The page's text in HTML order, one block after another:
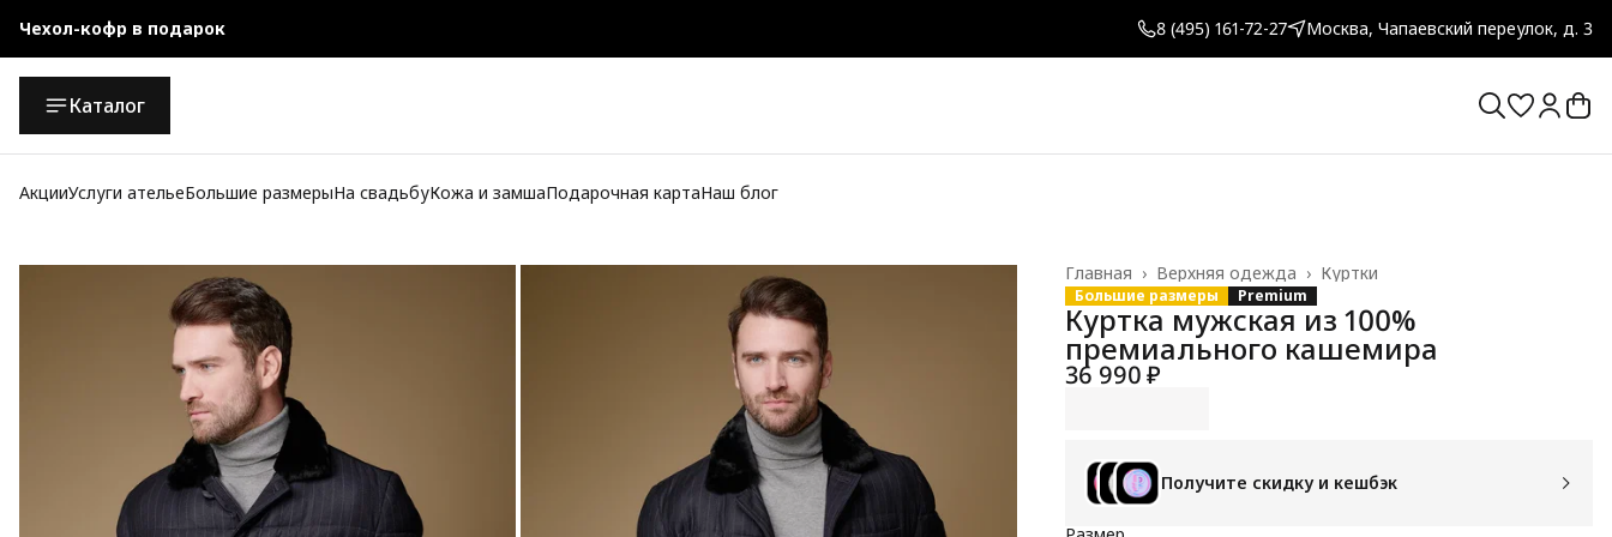
Чехол-кофр в подарок 8 (495) 161-72-27 Москва, Чапаевский переулок, д. 3
Каталог
АкцииУслуги ательеБольшие размерыНа свадьбуКожа и замшаПодарочная картаНаш блог
Куртки
Верхняя одежда ›
Главная ›
Большие размеры Premium
Куртка мужская из 100%
премиального кашемира
36 990 ₽
Получите скидку и кешбэк